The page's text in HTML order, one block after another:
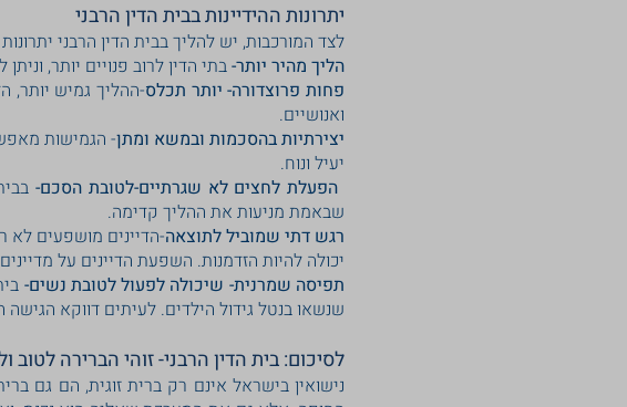
יתרונות ההידיינות בבית הדין הרבני
לצד המורכבות, יש להליך בבית הדין הרבני
הליך מהיר יותר-בתי הדין לרוב פנויים יותר,
פחות פרוצדורה- יותר תכלס-ההליך גמיש יותר,
ואנושיים.
יצירתיות בהסכמות ובמשא ומתן- הגמישות
יעיל ונוח.
הפעלת לחצים לא שגרתיים-לטובת הסכם-
שבאמת מניעות את ההליך קדימה.
רגש דתי שמוביל לתוצאה-הדיינים מושפעים
יכולה להיות הזדמנות. השפעת הדיינים על
תפיסה שמרנית- שיכולה לפעול לטובת נשים-
שנשאו בנטל גידול הילדים. לעיתים דווקא הגישה
לסיכום: בית הדין הרבני- זוהי הברירה לטוב
נישואין בישראל אינם רק ברית זוגית, הם